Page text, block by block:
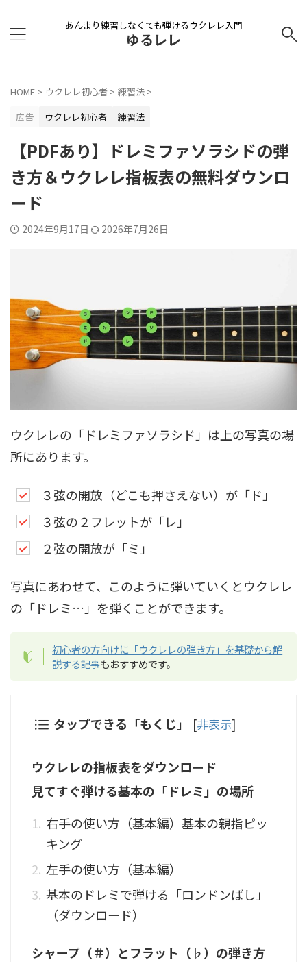
あんまり練習しなくても弾けるウクレレ入門
ゆるレレ
HOME > ウクレレ初心者 > 練習法 >
広告
ウクレレ初心者 練習法
【PDFあり】ドレミファソラシドの弾
き方＆ウクレレ指板表の無料ダウンロ
ード
2024年9月17日 2026年7月26日
ウクレレの「ドレミファソラシド」は上の写真の場
所にあります。
３弦の開放（どこも押さえない）が「ド」
３弦の２フレットが「レ」
２弦の開放が「ミ」
写真にあわせて、このように弾いていくとウクレレ
の「ドレミ…」を弾くことができます。
初心者の方向けに「ウクレレの弾き方」を基礎から解
説する記事もおすすめです。
タップできる「もくじ」 [非表示]
ウクレレの指板表をダウンロード
見てすぐ弾ける基本の「ドレミ」の場所
右手の使い方（基本編）基本の親指ピッ
キング
左手の使い方（基本編）
基本のドレミで弾ける「ロンドンばし」
（ダウンロード）
シャープ（＃）とフラット（♭）の弾き方